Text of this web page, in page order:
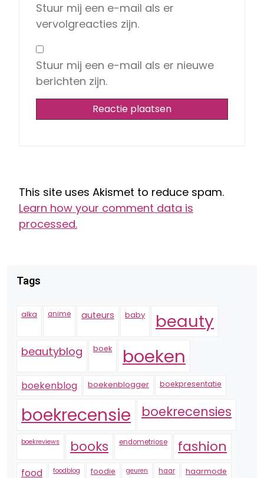
Stuur mij een e-mail als er
vervolgreacties zijn.
Stuur mij een e-mail als er nieuwe
berichten zijn.
This site uses Akismet to reduce spam.
Learn how your comment data is
processed.
Tags
alka anime auteurs baby beauty
beautyblog boek boeken
boekenblog boekenblogger boekpresentatie
boekrecensie boekrecensies
boekreviews books endometriose fashion
food foodblog foodie geuren haar haarmode